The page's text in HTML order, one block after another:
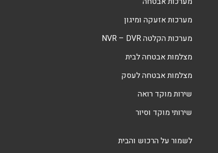
מערכות אזעקה ומיגון
מערכות הקלטה NVR – DVR
מצלמות אבטחה לבית
מצלמות אבטחה לעסק
שירות מוקד רואה
שירותי מוקד וסיור
לשמור על הרכוש והבית